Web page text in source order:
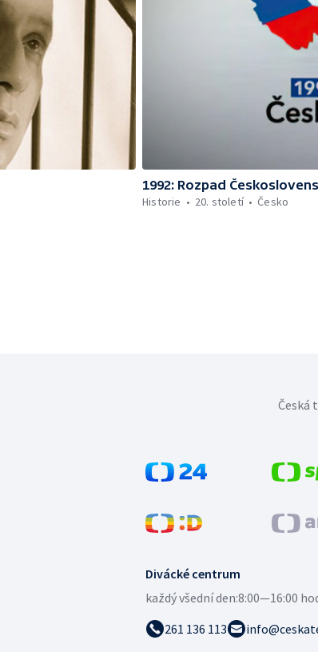
1992: Rozpad
Historie
20. století Česko
Divácké centrum
každý všední den:8:00—16:00
261 136 113
Česká